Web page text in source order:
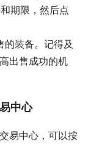
期限，然后点
装备。记得及
出售成功的机
中心
易中心，可以按